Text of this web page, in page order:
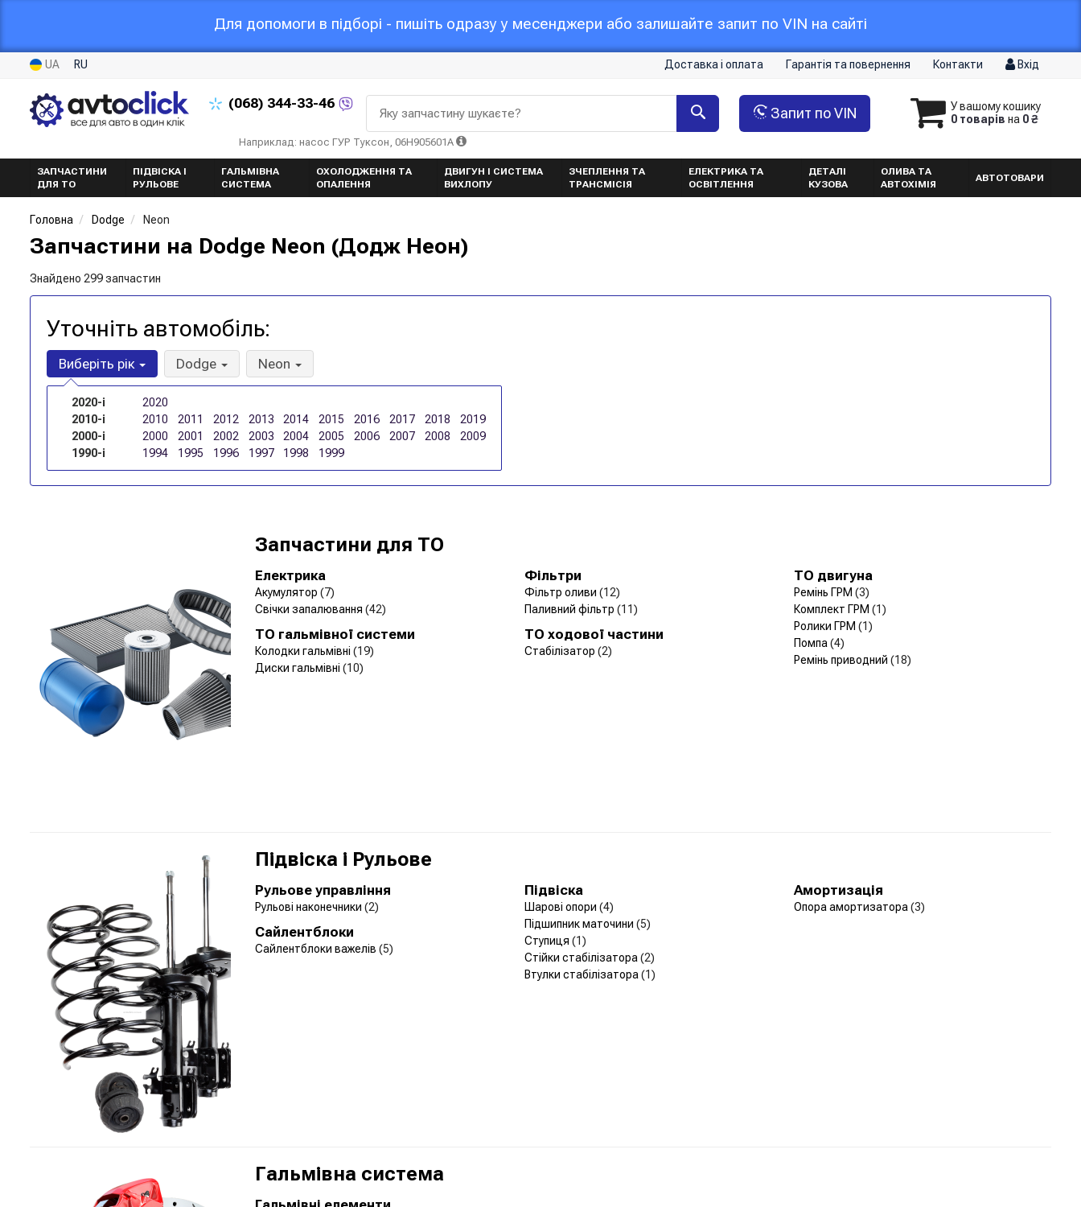
Для допомоги в підборі - пишіть одразу у месенджери або залишайте запит по VIN на сайті
UA RU Доставка і оплата Гарантія та повернення Контакти Вхід
(068) 344-33-46
У вашому кошику
0 товарів на 0 ₴
Запит по VIN
Яку запчастину шукаєте?
Наприклад: насос ГУР Туксон, 06H905601A
ЗАПЧАСТИНИ
ДЛЯ ТО
ПІДВІСКА І
РУЛЬОВЕ
ГАЛЬМІВНА
СИСТЕМА
ОХОЛОДЖЕННЯ ТА
ОПАЛЕННЯ
ДВИГУН І СИСТЕМА
ВИХЛОПУ
ЗЧЕПЛЕННЯ ТА
ТРАНСМІСІЯ
ЕЛЕКТРИКА ТА
ОСВІТЛЕННЯ
ДЕТАЛІ
КУЗОВА
ОЛИВА ТА
АВТОХІМІЯ
АВТОТОВАРИ
Головна Dodge Neon
Запчастини на Dodge Neon (Додж Неон)
Знайдено 299 запчастин
Уточніть автомобіль:
Виберіть рік
2020-і
2020
2010-і
2010 2011 2012 2013 2014 2015 2016 2017 2018
2019
2000-і
2000 2001 2002 2003 2004 2005 2006 2007 2008
2009
1990-і
1994 1995 1996 1997 1998 1999
Dodge Neon
Запчастини для ТО
Електрика
Акумулятор (7)
Свічки запалювання (42)
Фільтри
Фільтр оливи (12)
Паливний фільтр (11)
ТО двигуна
Ремінь ГРМ (3)
Комплект ГРМ (1)
Ролики ГРМ (1)
Помпа (4)
Ремінь приводний (18)
ТО гальмівної системи
Колодки гальмівні (19)
Диски гальмівні (10)
ТО ходової частини
Стабілізатор (2)
Підвіска і Рульове
Рульове управління
Рульові наконечники (2)
Підвіска
Шарові опори (4)
Підшипник маточини (5)
Ступиця (1)
Стійки стабілізатора (2)
Втулки стабілізатора (1)
Амортизація
Опора амортизатора (3)
Сайлентблоки
Сайлентблоки важелів (5)
Гальмівна система